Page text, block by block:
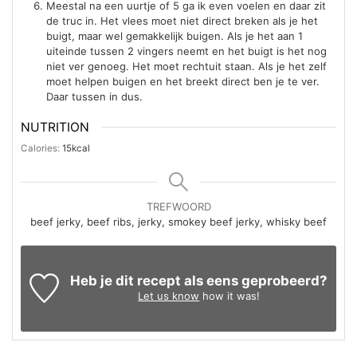
Meestal na een uurtje of 5 ga ik even voelen en daar zit
de truc in. Het vlees moet niet direct breken als je het
buigt, maar wel gemakkelijk buigen. Als je het aan 1
uiteinde tussen 2 vingers neemt en het buigt is het nog
niet ver genoeg. Het moet rechtuit staan. Als je het zelf
moet helpen buigen en het breekt direct ben je te ver.
Daar tussen in dus.
NUTRITION
Calories: 15kcal
TREFWOORD
beef jerky, beef ribs, jerky, smokey beef jerky, whisky beef
Heb je dit recept als eens geprobeerd?
Let us know how it was!